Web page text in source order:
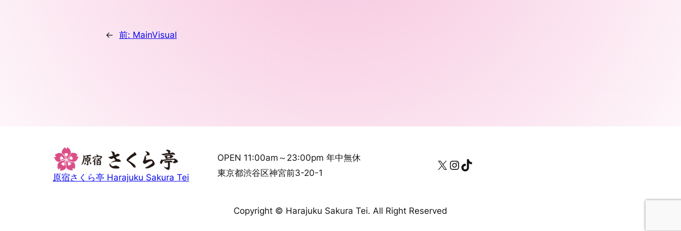
← 前: MainVisual
原宿さくら亭 Harajuku Sakura Tei
OPEN 11:00am～23:00pm 年中無休
東京都渋谷区神宮前3-20-1
X InstagramTikTok
Copyright ©︎ Harajuku Sakura Tei. All Right Reserved